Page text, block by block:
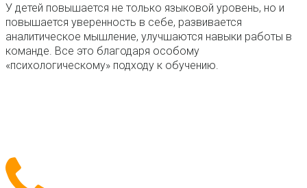
У детей повышается не только языковой уровень, но и
повышается уверенность в себе, развивается
аналитическое мышление, улучшаются навыки работы в
команде. Все это благодаря особому
«психологическому» подходу к обучению.